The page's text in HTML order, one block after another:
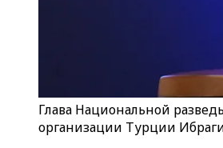
Глава Национальной
организации Турции